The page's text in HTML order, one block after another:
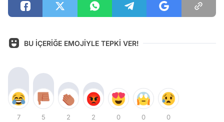
BU İÇERİĞE EMOJİYLE TEPKİ VER!
7 5 2 2 0 0 0